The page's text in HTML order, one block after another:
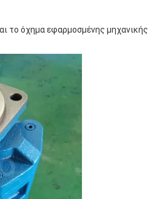
το όχημα εφαρμοσμένης μηχανικής